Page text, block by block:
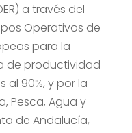
a través del
Operativos de
para la
de productividad
al 90%, y por la
Pesca, Agua y
de Andalucía,